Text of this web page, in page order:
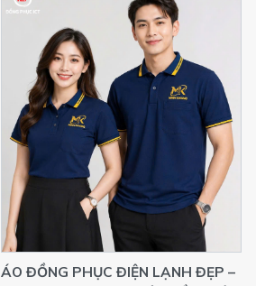
ÁO ĐỒNG PHỤC ĐIỆN LẠNH ĐẸP –